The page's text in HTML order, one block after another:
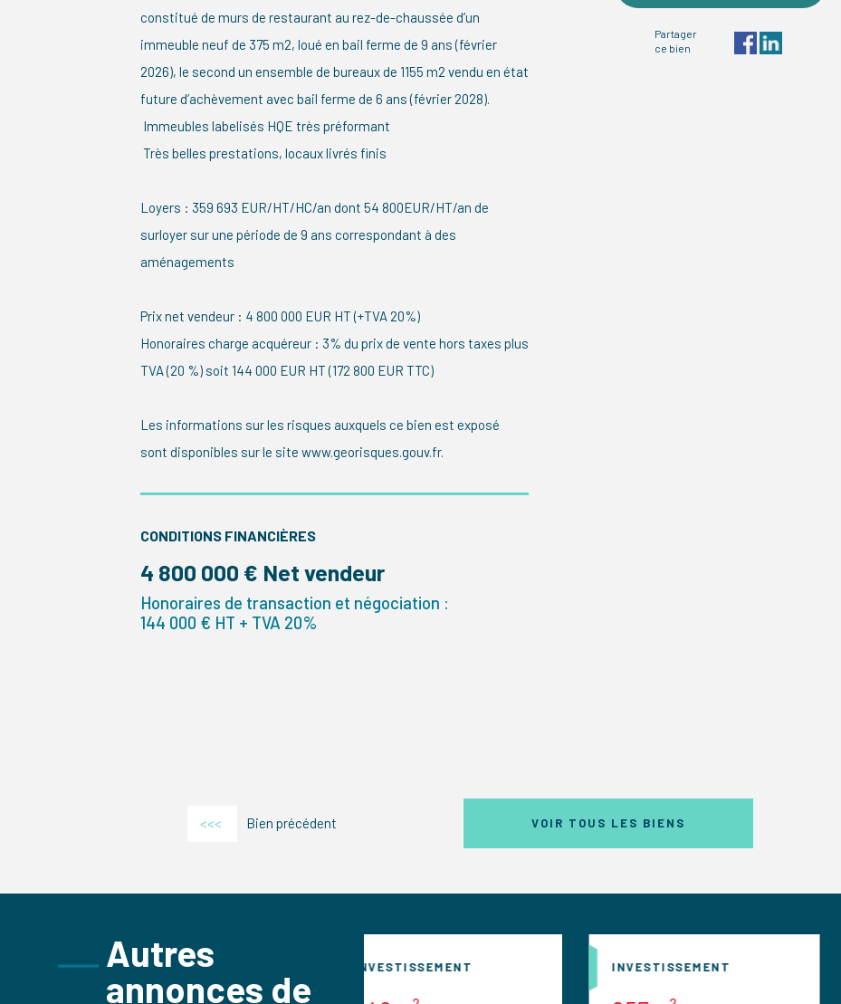
constitué de murs de restaurant au rez-de-chaussée d’un
immeuble neuf de 375 m2, loué en bail ferme de 9 ans (février
2026), le second un ensemble de bureaux de 1155 m2 vendu en état
future d’achèvement avec bail ferme de 6 ans (février 2028).
Immeubles labelisés HQE très préformant
Très belles prestations, locaux livrés finis
Loyers : 359 693 EUR/HT/HC/an dont 54 800EUR/HT/an de
surloyer sur une période de 9 ans correspondant à des
aménagements
Prix net vendeur : 4 800 000 EUR HT (+TVA 20%)
Honoraires charge acquéreur : 3% du prix de vente hors taxes plus
TVA (20 %) soit 144 000 EUR HT (172 800 EUR TTC)
Les informations sur les risques auxquels ce bien est exposé
sont disponibles sur le site www.georisques.gouv.fr.
CONDITIONS FINANCIÈRES
4 800 000 € Net vendeur
Honoraires de transaction et négociation :
144 000 € HT + TVA 20%
Partager
ce bien
<<< Bien précédent VOIR TOUS LES BIENS
Autres
annonces de
INVESTISSEMENT INVESTISSEMENT INVESTISSEMENT